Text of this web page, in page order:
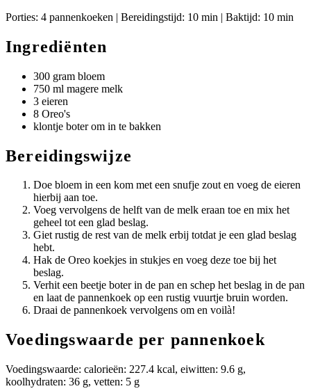
Porties: 4 pannenkoeken | Bereidingstijd: 10 min | Baktijd: 10 min
Ingrediënten
300 gram bloem
750 ml magere melk
3 eieren
8 Oreo's
klontje boter om in te bakken
Bereidingswijze
Doe bloem in een kom met een snufje zout en voeg de eieren
hierbij aan toe.
Voeg vervolgens de helft van de melk eraan toe en mix het
geheel tot een glad beslag.
Giet rustig de rest van de melk erbij totdat je een glad beslag
hebt.
Hak de Oreo koekjes in stukjes en voeg deze toe bij het
beslag.
Verhit een beetje boter in de pan en schep het beslag in de pan
en laat de pannenkoek op een rustig vuurtje bruin worden.
Draai de pannenkoek vervolgens om en voilà!
Voedingswaarde per pannenkoek
Voedingswaarde: calorieën: 227.4 kcal, eiwitten: 9.6 g,
koolhydraten: 36 g, vetten: 5 g